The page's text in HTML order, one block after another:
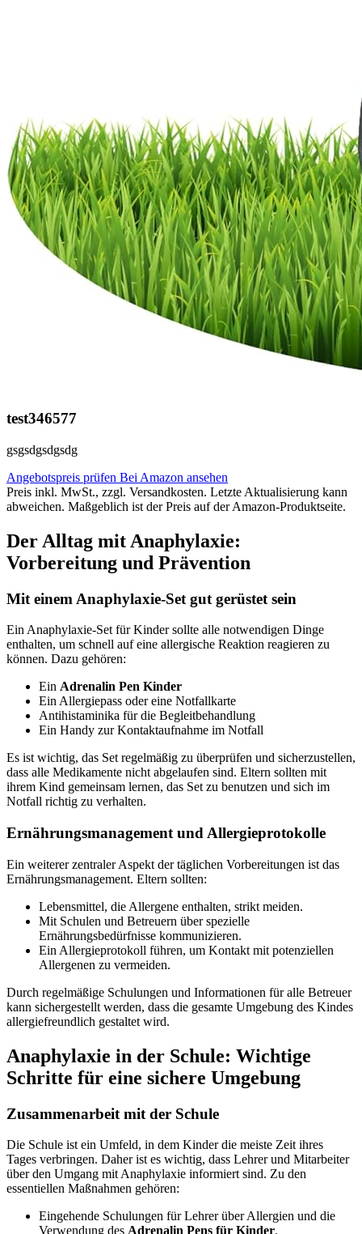
test346577
gsgsdgsdgsdg
Angebotspreis prüfen Bei Amazon ansehen
Preis inkl. MwSt., zzgl. Versandkosten. Letzte Aktualisierung kann
abweichen. Maßgeblich ist der Preis auf der Amazon-Produktseite.
Der Alltag mit Anaphylaxie:
Vorbereitung und Prävention
Mit einem Anaphylaxie-Set gut gerüstet sein
Ein Anaphylaxie-Set für Kinder sollte alle notwendigen Dinge
enthalten, um schnell auf eine allergische Reaktion reagieren zu
können. Dazu gehören:
Ein Adrenalin Pen Kinder
Ein Allergiepass oder eine Notfallkarte
Antihistaminika für die Begleitbehandlung
Ein Handy zur Kontaktaufnahme im Notfall
Es ist wichtig, das Set regelmäßig zu überprüfen und sicherzustellen,
dass alle Medikamente nicht abgelaufen sind. Eltern sollten mit
ihrem Kind gemeinsam lernen, das Set zu benutzen und sich im
Notfall richtig zu verhalten.
Ernährungsmanagement und Allergieprotokolle
Ein weiterer zentraler Aspekt der täglichen Vorbereitungen ist das
Ernährungsmanagement. Eltern sollten:
Lebensmittel, die Allergene enthalten, strikt meiden.
Mit Schulen und Betreuern über spezielle
Ernährungsbedürfnisse kommunizieren.
Ein Allergieprotokoll führen, um Kontakt mit potenziellen
Allergenen zu vermeiden.
Durch regelmäßige Schulungen und Informationen für alle Betreuer
kann sichergestellt werden, dass die gesamte Umgebung des Kindes
allergiefreundlich gestaltet wird.
Anaphylaxie in der Schule: Wichtige
Schritte für eine sichere Umgebung
Zusammenarbeit mit der Schule
Die Schule ist ein Umfeld, in dem Kinder die meiste Zeit ihres
Tages verbringen. Daher ist es wichtig, dass Lehrer und Mitarbeiter
über den Umgang mit Anaphylaxie informiert sind. Zu den
essentiellen Maßnahmen gehören:
Eingehende Schulungen für Lehrer über Allergien und die
Verwendung des Adrenalin Pens für Kinder.